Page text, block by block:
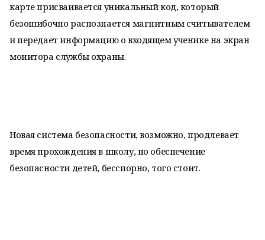
карте присваивается уникальный код, который
безошибочно распознается магнитным считывателем
и передает информацию о входящем ученике на экран
монитора службы охраны.
Новая система безопасности, возможно, продлевает
время прохождения в школу, но обеспечение
безопасности детей, бесспорно, того стоит.